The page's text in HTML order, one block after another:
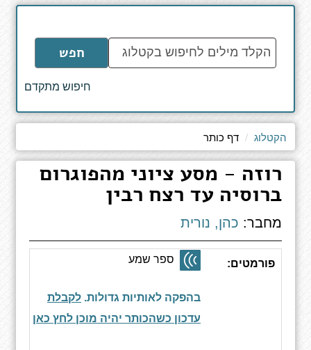
הקלד
מילים
לחיפוש
חפש
חיפוש מתקדם
הקטלוג דף כותר
רוזה - מסע ציוני מהפוגרום
ברוסיה עד רצח רבין
מחבר: כהן, נורית
פורמטים: ספר שמע
בהפקה לאותיות גדולות. לקבלת
עדכון כשהכותר יהיה מוכן לחץ כאן